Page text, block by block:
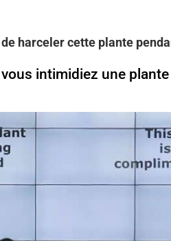
harceler cette plante
intimidiez une